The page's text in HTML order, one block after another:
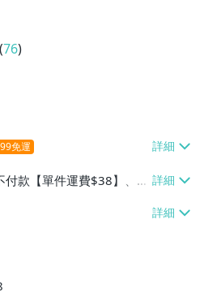
(76)
免運
付款【單件運費$38】、郵
$45】、面交/自取/不寄